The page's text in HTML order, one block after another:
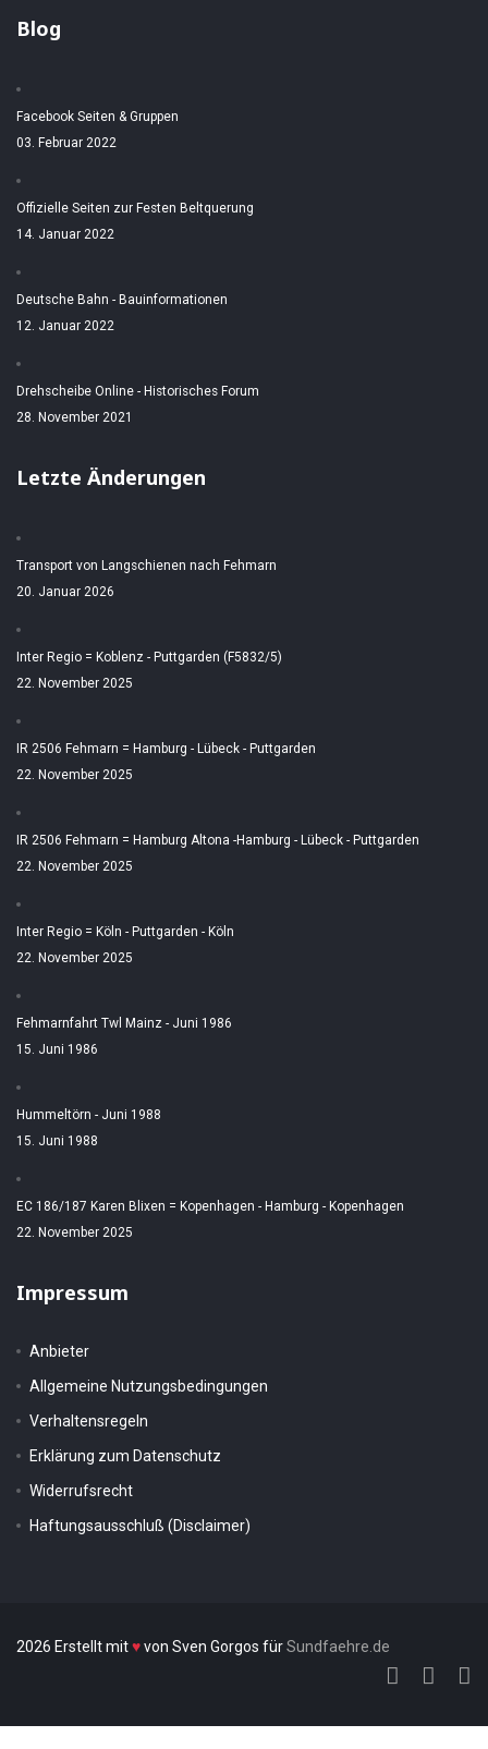
Blog
Facebook Seiten & Gruppen
03. Februar 2022
Offizielle Seiten zur Festen Beltquerung
14. Januar 2022
Deutsche Bahn - Bauinformationen
12. Januar 2022
Drehscheibe Online - Historisches Forum
28. November 2021
Letzte Änderungen
Transport von Langschienen nach Fehmarn
20. Januar 2026
Inter Regio = Koblenz - Puttgarden (F5832/5)
22. November 2025
IR 2506 Fehmarn = Hamburg - Lübeck - Puttgarden
22. November 2025
IR 2506 Fehmarn = Hamburg Altona -Hamburg - Lübeck - Puttgarden
22. November 2025
Inter Regio = Köln - Puttgarden - Köln
22. November 2025
Fehmarnfahrt Twl Mainz - Juni 1986
15. Juni 1986
Hummeltörn - Juni 1988
15. Juni 1988
EC 186/187 Karen Blixen = Kopenhagen - Hamburg - Kopenhagen
22. November 2025
Impressum
Anbieter
Allgemeine Nutzungsbedingungen
Verhaltensregeln
Erklärung zum Datenschutz
Widerrufsrecht
Haftungsausschluß (Disclaimer)
2026 Erstellt mit♥von Sven Gorgos fürSundfaehre.de